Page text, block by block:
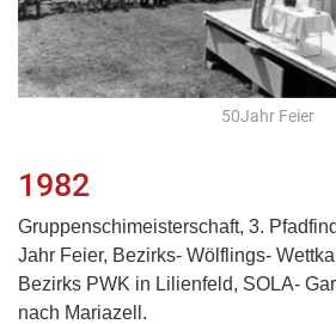
50Jahr Feier
1982
Gruppenschimeisterschaft, 3.
Jahr Feier, Bezirks- Wölflings-
Bezirks PWK in Lilienfeld, SOLA-
nach Mariazell.